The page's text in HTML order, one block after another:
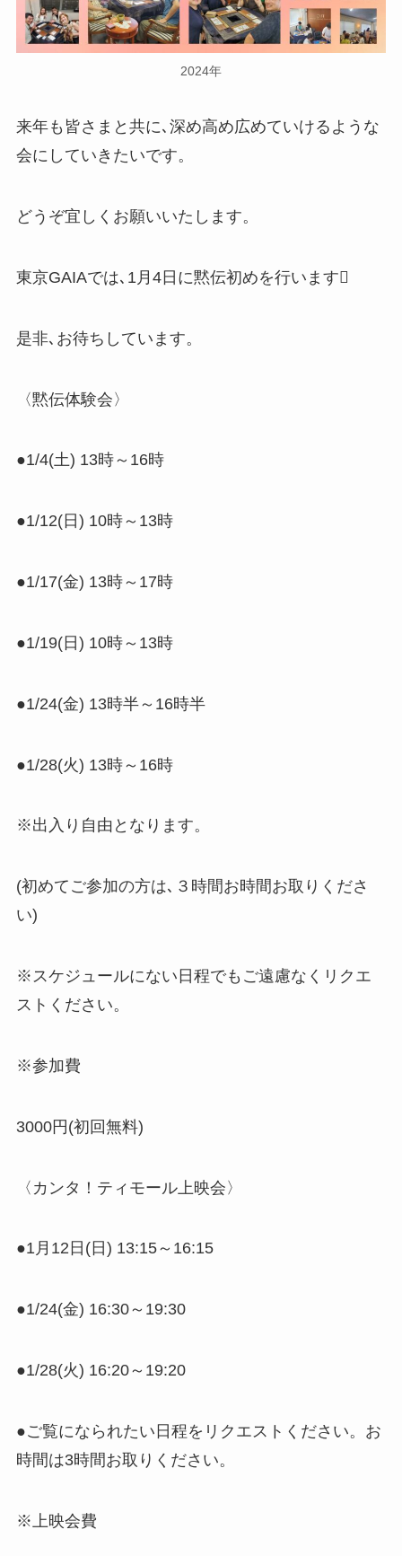
2024年
来年も皆さまと共に､深め高め広めていけるような
会にしていきたいです。
どうぞ宜しくお願いいたします。
東京GAIAでは､1月4日に黙伝初めを行います
是非､お待ちしています。
〈黙伝体験会〉
●1/4(土) 13時～16時
●1/12(日) 10時～13時
●1/17(金) 13時～17時
●1/19(日) 10時～13時
●1/24(金) 13時半～16時半
●1/28(火) 13時～16時
※出入り自由となります。
(初めてご参加の方は､３時間お時間お取りくださ
い)
※スケジュールにない日程でもご遠慮なくリクエ
ストください。
※参加費
3000円(初回無料)
〈カンタ！ティモール上映会〉
●1月12日(日) 13:15～16:15
●1/24(金) 16:30～19:30
●1/28(火) 16:20～19:20
●ご覧になられたい日程をリクエストください。お
時間は3時間お取りください。
※上映会費